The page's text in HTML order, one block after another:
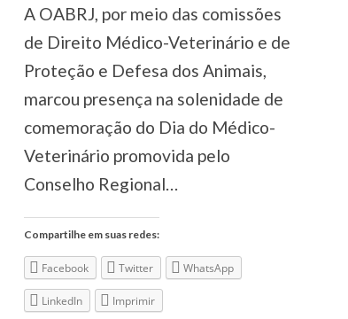
A OABRJ, por meio das comissões
de Direito Médico-Veterinário e de
Proteção e Defesa dos Animais,
marcou presença na solenidade de
comemoração do Dia do Médico-
Veterinário promovida pelo
Conselho Regional…
Compartilhe em suas redes:
Facebook Twitter WhatsApp
LinkedIn Imprimir